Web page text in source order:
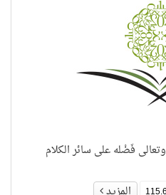
فَضْله على سائر الكلام